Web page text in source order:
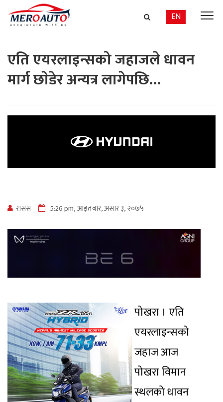
EN
एति एयरलाइन्सको जहाजले धावन
मार्ग छाेडेर अन्यत्र लागेपछि…
रासस 5:26 pm, आइतबार, असार ३, २०७५
पोखरा । एति
एयरलाइन्सको
जहाज आज
पोखरा विमान
स्थलको धावन